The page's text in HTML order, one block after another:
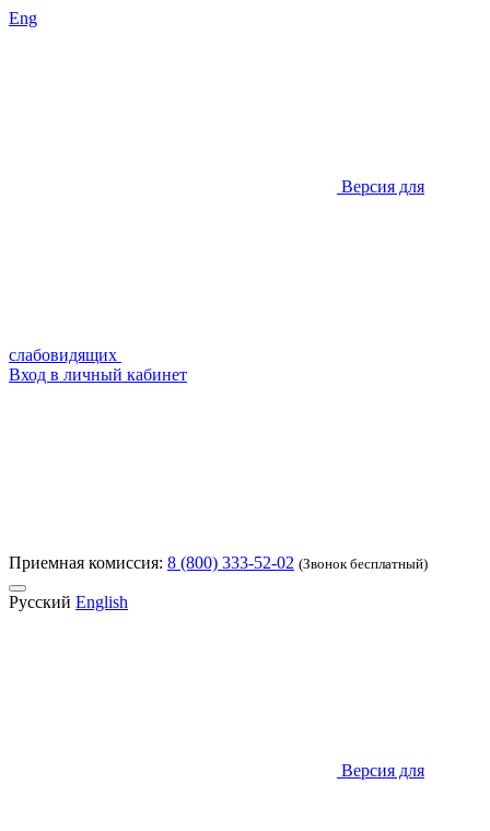
Eng
Версия для
слабовидящих
Вход в личный кабинет
Приемная комиссия: 8 (800) 333-52-02 (Звонок бесплатный)
Русский English
Версия для